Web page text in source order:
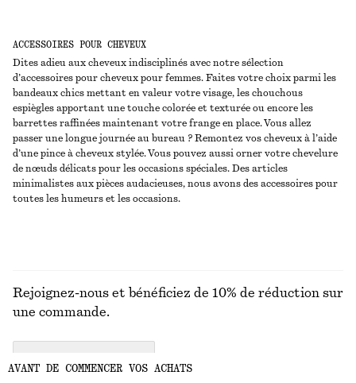
ACCESSOIRES POUR CHEVEUX
Dites adieu aux cheveux indisciplinés avec notre sélection
d’accessoires pour cheveux pour femmes. Faites votre choix parmi les
bandeaux chics mettant en valeur votre visage, les chouchous
espiègles apportant une touche colorée et texturée ou encore les
barrettes raffinées maintenant votre frange en place. Vous allez
passer une longue journée au bureau ? Remontez vos cheveux à l’aide
d’une pince à cheveux stylée. Vous pouvez aussi orner votre chevelure
de nœuds délicats pour les occasions spéciales. Des articles
minimalistes aux pièces audacieuses, nous avons des accessoires pour
toutes les humeurs et les occasions.
Rejoignez-nous et bénéficiez de 10% de réduction sur
une commande.
AVANT DE COMMENCER VOS ACHATS